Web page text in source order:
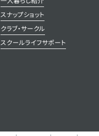
スナップショット
クラブ・サークル
スクールライフサポート